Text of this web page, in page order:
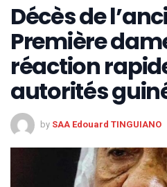
Décès de
Première
réaction
autorités
by SAA Edouard TINGUIANO